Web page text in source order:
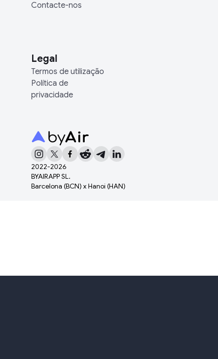
2022-2026
BYAIRAPP SL.
Barcelona (BCN) x Hanoi (HAN)
Contacte-nos
Legal
Termos de utilização
Política de
privacidade